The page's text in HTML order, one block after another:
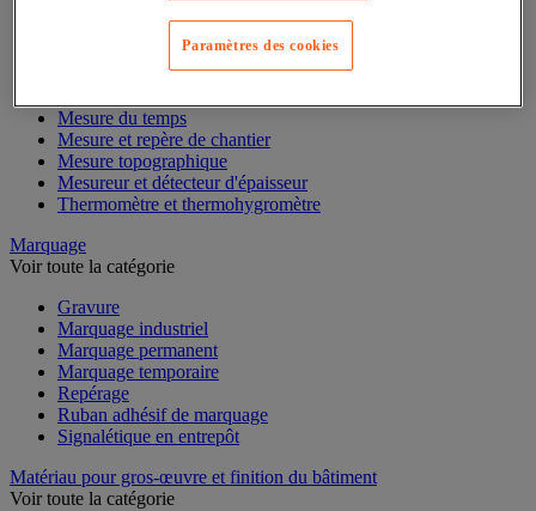
Mesure de la vitesse
Mesure de l'environnement
Mesure du temps
Mesure et repère de chantier
Mesure topographique
Mesureur et détecteur d'épaisseur
Thermomètre et thermohygromètre
Marquage
Voir toute la catégorie
Gravure
Marquage industriel
Marquage permanent
Marquage temporaire
Repérage
Ruban adhésif de marquage
Signalétique en entrepôt
Matériau pour gros-œuvre et finition du bâtiment
Voir toute la catégorie
Paramètres des cookies